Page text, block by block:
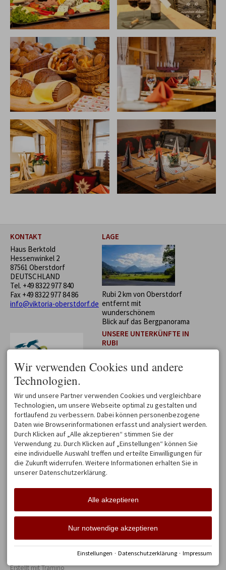
KONTAKT
Haus Berktold
Hessenwinkel 2
87561 Oberstdorf
DEUTSCHLAND
Tel. +49 8322 977 840
Fax +49 8322 977 84 86
info@viktoria-oberstdorf.de
LAGE
Rubi 2 km von Oberstdorf
entfernt mit
wunderschönem
Blick auf das Bergpanorama
Als unsere Hotelgäste haben
Sie die
Möglichkeit in den
Sommermonaten
das Bergbahnticket für alle
Bergbahnen
in Oberstdorf und dem
Kleinwalsertal
kostenlos vor Ort auf Ihre
UNSERE UNTERKÜNFTE IN
RUBI
Ferienwohnungen Anna
Viktoria Chalet
Appartment Viktoria
Haus Berktold
Landhaus Viktoria
Gästehaus Alpenblick
Landhaus Enzian
Haus Jasmin
Erstellt mitTramino
Wir verwenden Cookies und andere
Technologien.
Wir und unsere Partner verwenden Cookies und vergleichbare
Technologien, um unsere Webseite optimal zu gestalten und
fortlaufend zu verbessern. Dabei können personenbezogene
Daten wie Browserinformationen erfasst und analysiert werden.
Durch Klicken auf „Alle akzeptieren“ stimmen Sie der
Verwendung zu. Durch Klicken auf „Einstellungen“ können Sie
eine individuelle Auswahl treffen und erteilte Einwilligungen für
die Zukunft widerrufen. Weitere Informationen erhalten Sie in
unserer Datenschutzerklärung.
Alle akzeptieren
Nur notwendige akzeptieren
Einstellungen · Datenschutzerklärung · Impressum